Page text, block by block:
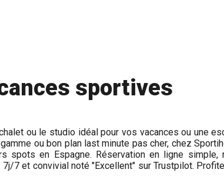
sportives
ou le studio idéal pour vos vacances ou une
ou bon plan last minute pas cher, chez
en Espagne. Réservation en ligne simple,
7 et convivial noté "Excellent" sur Trustpilot.